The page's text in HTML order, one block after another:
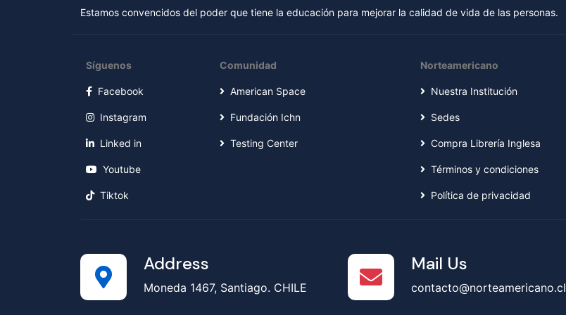
Estamos convencidos del poder que tiene la educación para mejorar la calidad de vida de las personas.
Síguenos
Facebook
Instagram
Linked in
Youtube
Tiktok
Comunidad
American Space
Fundación Ichn
Testing Center
Norteamericano
Nuestra Institución
Sedes
Compra Librería Inglesa
Términos y condiciones
Política de privacidad
Address
Moneda 1467, Santiago. CHILE
Mail Us
contacto@norteamericano.cl